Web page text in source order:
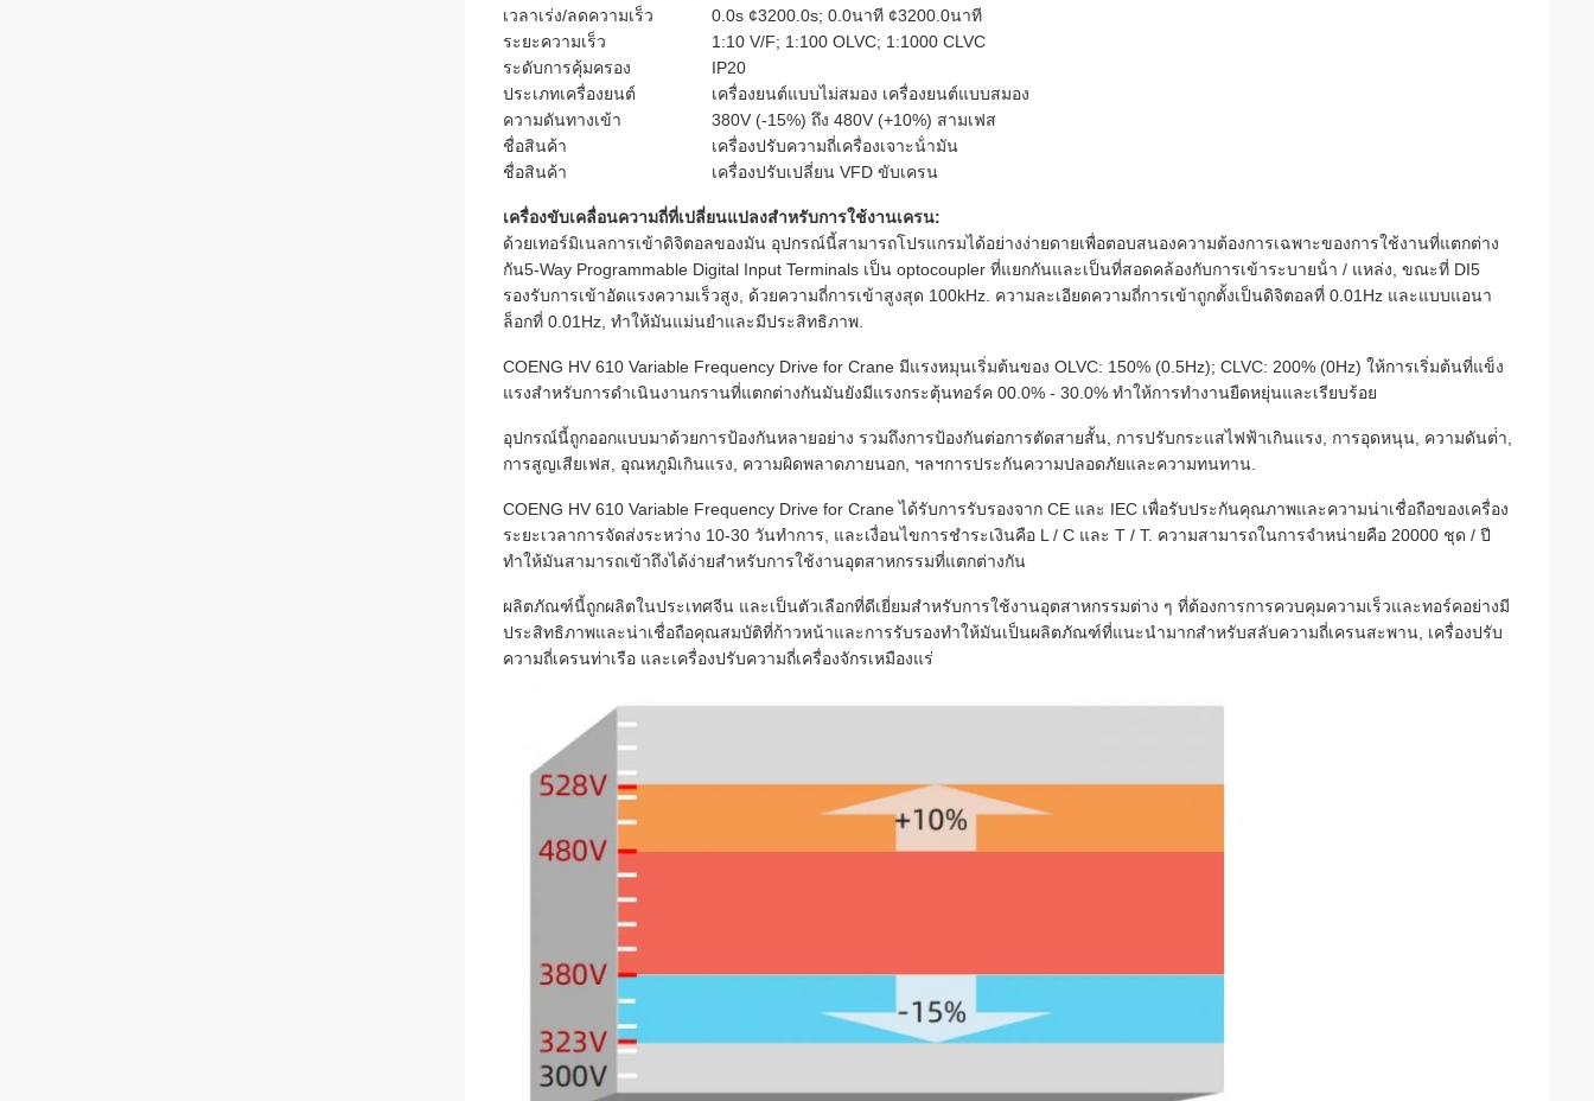
เวลาเร่ง/ลดความเร็ว
0.0s ¢3200.0s; 0.0นาที ¢3200.0นาที
ระยะความเร็ว
1:10 V/F; 1:100 OLVC; 1:1000 CLVC
ระดับการคุ้มครอง
IP20
ประเภทเครื่องยนต์
เครื่องยนต์แบบไม่สมอง เครื่องยนต์แบบสมอง
ความดันทางเข้า
380V (-15%) ถึง 480V (+10%) สามเฟส
ชื่อสินค้า
เครื่องปรับความถี่เครื่องเจาะน้ํามัน
ชื่อสินค้า
เครื่องปรับเปลี่ยน VFD ขับเครน
เครื่องขับเคลื่อนความถี่ที่เปลี่ยนแปลงสําหรับการใช้งานเครน:
ด้วยเทอร์มิเนลการเข้าดิจิตอลของมัน อุปกรณ์นี้สามารถโปรแกรมได้อย่างง่ายดายเพื่อตอบสนองความต้องการเฉพาะของการใช้งานที่แตกต่าง
กัน5-Way Programmable Digital Input Terminals เป็น optocoupler ที่แยกกันและเป็นที่สอดคล้องกับการเข้าระบายน้ํา / แหล่ง, ขณะที่ DI5
รองรับการเข้าอัดแรงความเร็วสูง, ด้วยความถี่การเข้าสูงสุด 100kHz. ความละเอียดความถี่การเข้าถูกตั้งเป็นดิจิตอลที่ 0.01Hz และแบบแอนา
ล็อกที่ 0.01Hz, ทําให้มันแม่นยําและมีประสิทธิภาพ.
COENG HV 610 Variable Frequency Drive for Crane มีแรงหมุนเริ่มต้นของ OLVC: 150% (0.5Hz); CLVC: 200% (0Hz) ให้การเริ่มต้นที่แข็ง
แรงสําหรับการดําเนินงานกรานที่แตกต่างกันมันยังมีแรงกระตุ้นทอร์ค 00.0% - 30.0% ทําให้การทํางานยืดหยุ่นและเรียบร้อย
อุปกรณ์นี้ถูกออกแบบมาด้วยการป้องกันหลายอย่าง รวมถึงการป้องกันต่อการตัดสายสั้น, การปรับกระแสไฟฟ้าเกินแรง, การอุดหนุน, ความดันต่ํา,
การสูญเสียเฟส, อุณหภูมิเกินแรง, ความผิดพลาดภายนอก, ฯลฯการประกันความปลอดภัยและความทนทาน.
COENG HV 610 Variable Frequency Drive for Crane ได้รับการรับรองจาก CE และ IEC เพื่อรับประกันคุณภาพและความน่าเชื่อถือของเครื่อง
ระยะเวลาการจัดส่งระหว่าง 10-30 วันทําการ, และเงื่อนไขการชําระเงินคือ L / C และ T / T. ความสามารถในการจําหน่ายคือ 20000 ชุด / ปี
ทําให้มันสามารถเข้าถึงได้ง่ายสําหรับการใช้งานอุตสาหกรรมที่แตกต่างกัน
ผลิตภัณฑ์นี้ถูกผลิตในประเทศจีน และเป็นตัวเลือกที่ดีเยี่ยมสําหรับการใช้งานอุตสาหกรรมต่าง ๆ ที่ต้องการการควบคุมความเร็วและทอร์คอย่างมี
ประสิทธิภาพและน่าเชื่อถือคุณสมบัติที่ก้าวหน้าและการรับรองทําให้มันเป็นผลิตภัณฑ์ที่แนะนํามากสําหรับสลับความถี่เครนสะพาน, เครื่องปรับ
ความถี่เครนท่าเรือ และเครื่องปรับความถี่เครื่องจักรเหมืองแร่